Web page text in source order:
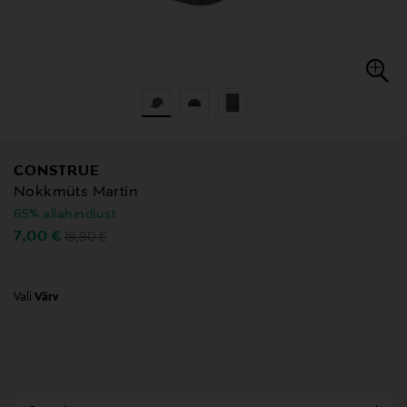
CONSTRUE
Nokkmüts Martin
65% allahindlust
Discounted Price
7,00 € Original Price
19,90 €
Vali Värv